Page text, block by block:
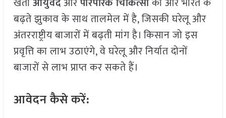
बढ़ते झुकाव के साथ तालमेल में है, जिसकी घरेलू और
अंतरराष्ट्रीय बाजारों में बढ़ती मांग है। किसान जो इस
प्रवृत्ति का लाभ उठाएंगे, वे घरेलू और निर्यात दोनों
बाजारों से लाभ प्राप्त कर सकते हैं।
आवेदन कैसे करें: